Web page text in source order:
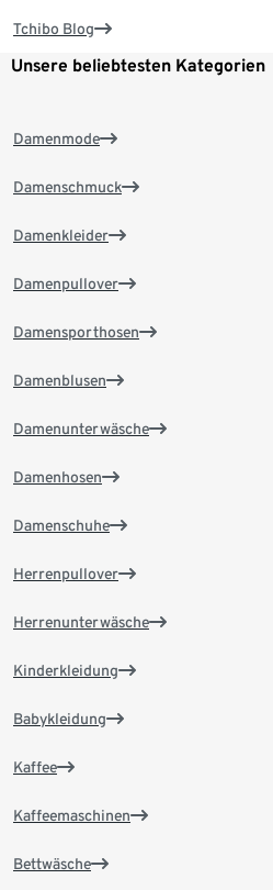
Tchibo Blog
Unsere beliebtesten Kategorien
Damenmode
Damenschmuck
Damenkleider
Damenpullover
Damensporthosen
Damenblusen
Damenunterwäsche
Damenhosen
Damenschuhe
Herrenpullover
Herrenunterwäsche
Kinderkleidung
Babykleidung
Kaffee
Kaffeemaschinen
Bettwäsche